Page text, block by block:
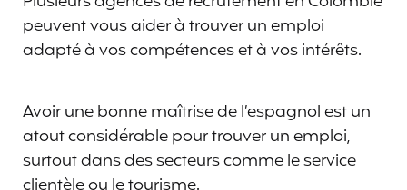
peuvent vous aider à trouver un emploi
adapté à vos compétences et à vos intérêts.
Avoir une bonne maîtrise de l’espagnol est un
atout considérable pour trouver un emploi,
surtout dans des secteurs comme le service